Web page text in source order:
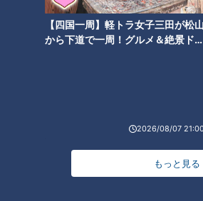
【四国一周】軽トラ女子三田が松山
から下道で一周！グルメ＆絶景ドラ
2026/08/07
もっと見る